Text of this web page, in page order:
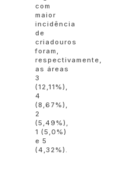
com
maior
incidência
de
criadouros
foram,
respectivamente,
as áreas
3
(12,11%),
4
(8,67%),
2
(5,49%),
1 (5,0%)
e 5
(4,32%).